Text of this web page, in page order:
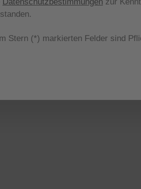
Stern (*) markierten Felder sind